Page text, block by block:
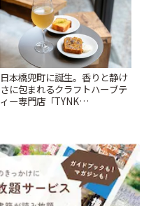
日本橋兜町に誕生。香りと静け
さに包まれるクラフトハーブテ
ィー専門店「TYNK